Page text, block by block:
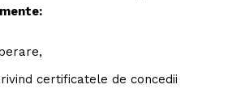
certificatele de concedii